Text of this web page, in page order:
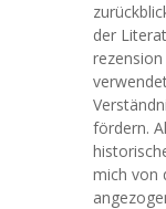
der
fördern.
mich von